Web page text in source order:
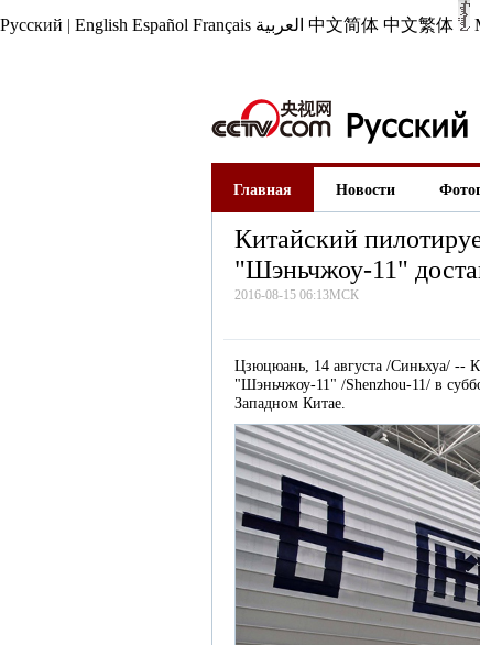
Русский | English Español Français العربية 中文简体 中文繁体
Главная Новости
Китайский
"Шэньчжоу-11"
2016-08-15 06:13МСК
Цзюцюань, 14 августа /Синьхуа/ --
"Шэньчжоу-11" /Shenzhou-11/ в
Западном Китае.